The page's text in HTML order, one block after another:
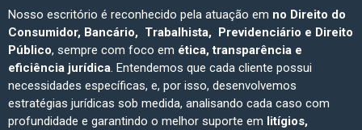
Nosso escritório é reconhecido pela atuação em no Direito do
Consumidor, Bancário, Trabalhista, Previdenciário e Direito
Público, sempre com foco em ética, transparência e
eficiência jurídica. Entendemos que cada cliente possui
necessidades específicas, e, por isso, desenvolvemos
estratégias jurídicas sob medida, analisando cada caso com
profundidade e garantindo o melhor suporte em litígios,